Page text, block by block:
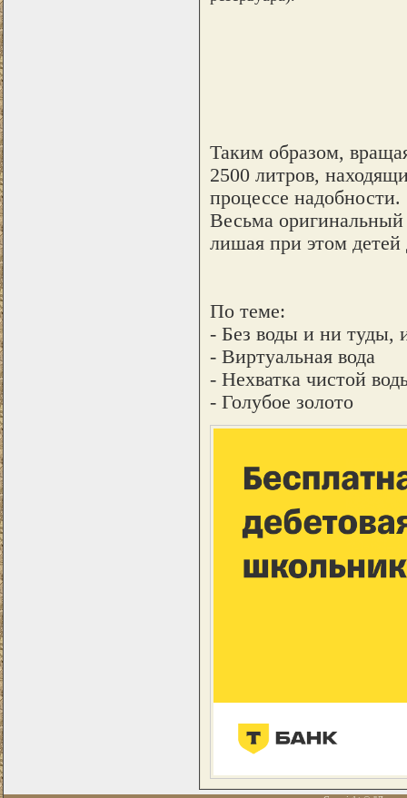
Таким образом,
2500 литров,
процессе надобности.
Весьма оригинальный
лишая при этом детей
По теме:
- Без воды и ни туды,
- Виртуальная вода
- Нехватка чистой
- Голубое золото